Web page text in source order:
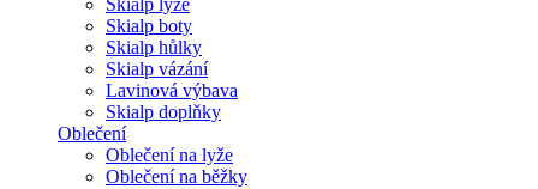
Skialp lyže
Skialp boty
Skialp hůlky
Skialp vázání
Lavinová výbava
Skialp doplňky
Oblečení
Oblečení na lyže
Oblečení na běžky